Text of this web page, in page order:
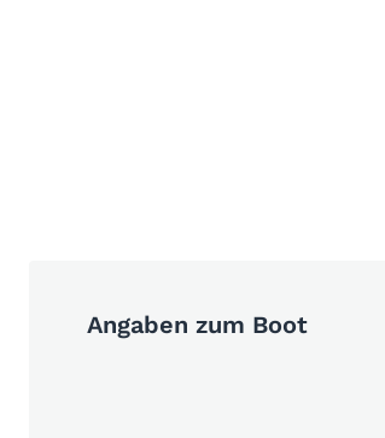
Angaben zum Boot